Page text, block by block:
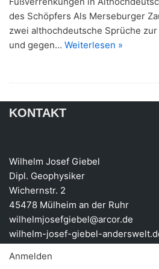
des Schöpfers Als Merseburger
zwei althochdeutsche Sprüche
und gegen… Weiterlesen »
KONTAKT
Wilhelm Josef Giebel
Dipl. Geophysiker
Wichernstr. 2
45478 Mülheim an der Ruhr
wilhelmjosefgiebel@arcor.de
wilhelm-josef-giebel-
Anmelden